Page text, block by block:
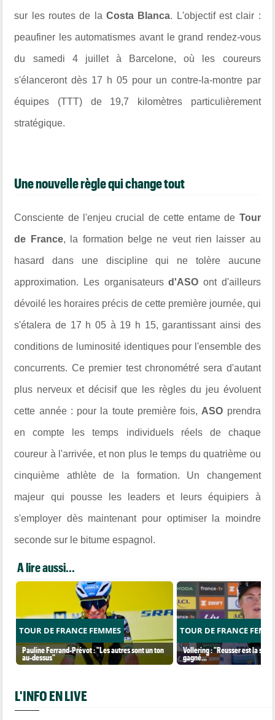
sur les routes de la Costa Blanca. L'objectif est clair :
peaufiner les automatismes avant le grand rendez-vous
du samedi 4 juillet à Barcelone, où les coureurs
s'élanceront dès 17 h 05 pour un contre-la-montre par
équipes (TTT) de 19,7 kilomètres particulièrement
stratégique.
Une nouvelle règle qui change tout
Consciente de l'enjeu crucial de cette entame de Tour
de France, la formation belge ne veut rien laisser au
hasard dans une discipline qui ne tolère aucune
approximation. Les organisateursd'ASO ont d'ailleurs
dévoilé les horaires précis de cette première journée, qui
s'étalera de 17 h 05 à 19 h 15, garantissant ainsi des
conditions de luminosité identiques pour l'ensemble des
concurrents. Ce premier test chronométré sera d'autant
plus nerveux et décisif que les règles du jeu évoluent
cette année : pour la toute première fois, ASO prendra
en compte les temps individuels réels de chaque
coureur à l'arrivée, et non plus le temps du quatrième ou
cinquième athlète de la formation. Un changement
majeur qui pousse les leaders et leurs équipiers à
s'employer dès maintenant pour optimiser la moindre
seconde sur le bitume espagnol.
A lire aussi...
TOUR DE FRANCE FEMMES
Pauline Ferrand-Prévot : "Les autres sont un ton
au-dessus"
TOUR DE FRANCE
Vollering : "Reusser est la
gagné..."
L'INFO EN LIVE